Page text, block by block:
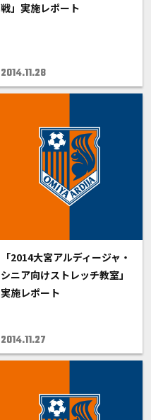
戦」実施レポート
2014.11.28
「2014大宮アルディージャ・
シニア向けストレッチ教室」
実施レポート
2014.11.27